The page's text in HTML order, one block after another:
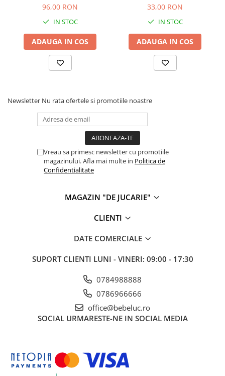
Idei cadou fetite
Cadouri bebelusi
Cadouri ieftine pentru copii
Cadouri botez
Cadou copii 2 ani
Cadou copii 4 ani
Cadou copii 5 ani
Cadou copii 7 ani
Cadou copii 8 ani
Cadou copii 10 ani
Penar baieti
Etui Ochelari
Papetarie
96,00 RON
IN STOC
ADAUGA IN COS
33,00 RON
IN STOC
ADAUGA IN COS
Newsletter Nu rata ofertele si promotiile noastre
Vreau sa primesc newsletter cu promotiile
magazinului. Afla mai multe in Politica de
Confidentialitate
MAGAZIN "DE JUCARIE"
CLIENTI
DATE COMERCIALE
SUPORT CLIENTI LUNI - VINERI: 09:00 - 17:30
0784988888
0786966666
office@bebeluc.ro
SOCIAL URMARESTE-NE IN SOCIAL MEDIA